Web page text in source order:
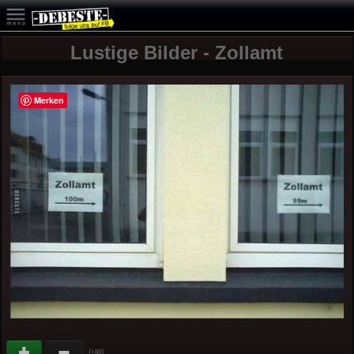
Lustige Bilder - Zollamt
(+80)
Merken